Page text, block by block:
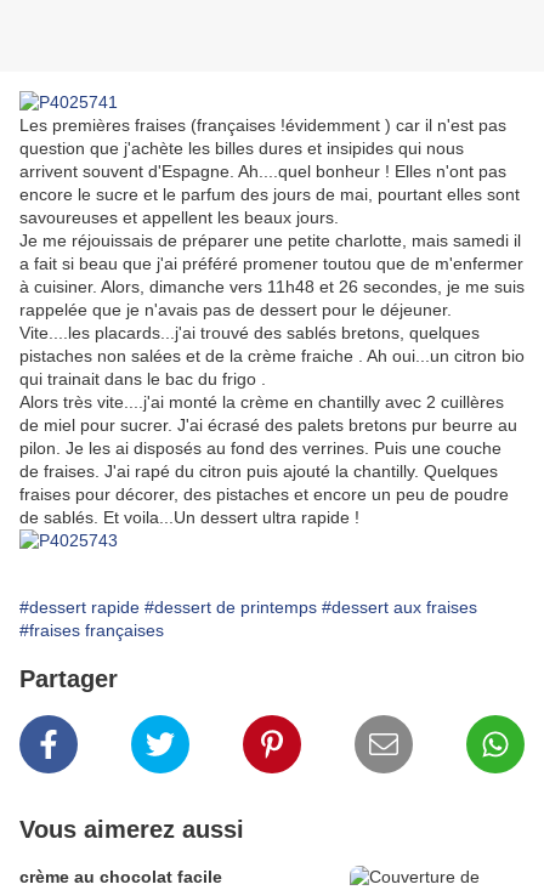
Les premières fraises (françaises !évidemment ) car il n'est pas
question que j'achète les billes dures et insipides qui nous
arrivent souvent d'Espagne. Ah....quel bonheur ! Elles n'ont pas
encore le sucre et le parfum des jours de mai, pourtant elles sont
savoureuses et appellent les beaux jours.
Je me réjouissais de préparer une petite charlotte, mais samedi il
a fait si beau que j'ai préféré promener toutou que de m'enfermer
à cuisiner. Alors, dimanche vers 11h48 et 26 secondes, je me suis
rappelée que je n'avais pas de dessert pour le déjeuner.
Vite....les placards...j'ai trouvé des sablés bretons, quelques
pistaches non salées et de la crème fraiche . Ah oui...un citron bio
qui trainait dans le bac du frigo .
Alors très vite....j'ai monté la crème en chantilly avec 2 cuillères
de miel pour sucrer. J'ai écrasé des palets bretons pur beurre au
pilon. Je les ai disposés au fond des verrines. Puis une couche
de fraises. J'ai rapé du citron puis ajouté la chantilly. Quelques
fraises pour décorer, des pistaches et encore un peu de poudre
de sablés. Et voila...Un dessert ultra rapide !
#dessert rapide #dessert de printemps #dessert aux fraises
#fraises françaises
Partager
Vous aimerez aussi
crème au chocolat facile